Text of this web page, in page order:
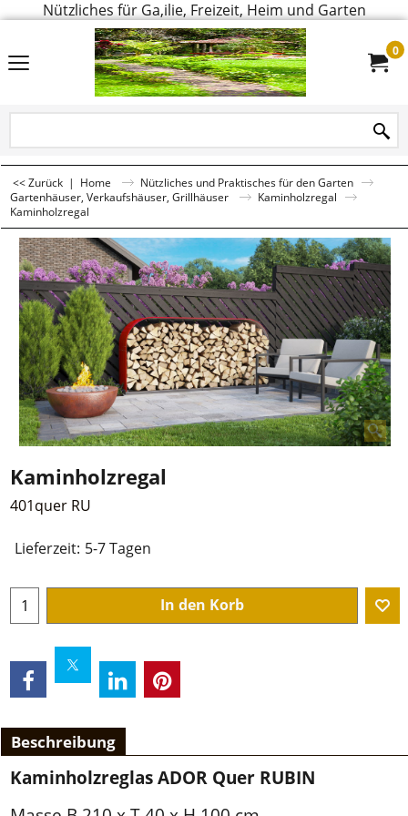
Nützliches für Ga,ilie, Freizeit, Heim und Garten
0
<< Zurück | Home
Nützliches und Praktisches für den Garten
Gartenhäuser, Verkaufshäuser, Grillhäuser
Kaminholzregal
Kaminholzregal
Kaminholzregal
401quer RU
Lieferzeit: 5-7 Tagen
In den Korb
Beschreibung
Kaminholzreglas ADOR Quer RUBIN